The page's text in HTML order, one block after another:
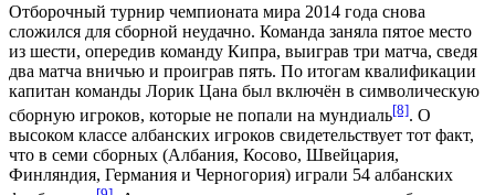
Отборочный турнир чемпионата мира 2014 года снова
сложился для сборной неудачно. Команда заняла пятое место
из шести, опередив команду Кипра, выиграв три матча, сведя
два матча вничью и проиграв пять. По итогам квалификации
капитан команды Лорик Цана был включён в символическую
сборную игроков, которые не попали на мундиаль[8]. О
высоком классе албанских игроков свидетельствует тот факт,
что в семи сборных (Албания, Косово, Швейцария,
Финляндия, Германия и Черногория) играли 54 албанских